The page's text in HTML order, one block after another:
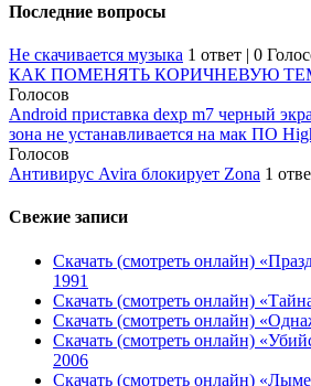
Последние вопросы
Не скачивается музыка 1 ответ | 0
КАК ПОМЕНЯТЬ КОРИЧНЕВУЮ
Голосов
Android приставка dexp m7 черный
зона не устанавливается на мак ПО
Голосов
Антивирус Avira блокирует Zona 1
Свежие записи
Скачать (смотреть онлайн)
1991
Скачать (смотреть онлайн)
Скачать (смотреть онлайн)
Скачать (смотреть онлайн)
2006
Скачать (смотреть онлайн)